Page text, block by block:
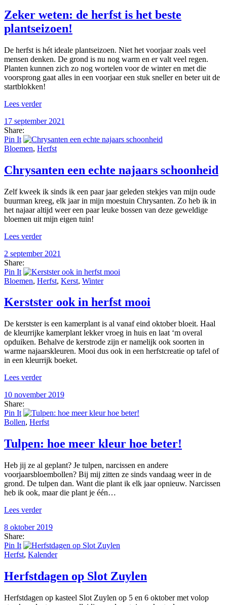
Zeker weten: de herfst is het beste
plantseizoen!
De herfst is hét ideale plantseizoen. Niet het voorjaar zoals veel
mensen denken. De grond is nu nog warm en er valt veel regen.
Planten kunnen zich zo nog wortelen voor de winter en met die
voorsprong gaat alles in een voorjaar een stuk sneller en beter uit de
startblokken!
Lees verder
17 september 2021
Share:
Pin It
Bloemen, Herfst
Chrysanten een echte najaars schoonheid
Zelf kweek ik sinds ik een paar jaar geleden stekjes van mijn oude
buurman kreeg, elk jaar in mijn moestuin Chrysanten. Zo heb ik in
het najaar altijd weer een paar leuke bossen van deze geweldige
bloemen uit mijn eigen tuin!
Lees verder
2 september 2021
Share:
Pin It
Bloemen, Herfst, Kerst, Winter
Kerstster ook in herfst mooi
De kerstster is een kamerplant is al vanaf eind oktober bloeit. Haal
de kleurrijke kamerplant lekker vroeg in huis en laat ‘m overal
opduiken. Behalve de kerstrode zijn er namelijk ook soorten in
warme najaarskleuren. Mooi dus ook in een herfstcreatie op tafel of
in een kleurrijk boeket.
Lees verder
10 november 2019
Share:
Pin It
Bollen, Herfst
Tulpen: hoe meer kleur hoe beter!
Heb jij ze al geplant? Je tulpen, narcissen en andere
voorjaarsbloembollen? Bij mij zitten ze sinds vandaag weer in de
grond. De tulpen dan. Want die plant ik elk jaar opnieuw. Narcissen
heb ik ook, maar die plant je één…
Lees verder
8 oktober 2019
Share:
Pin It
Herfst, Kalender
Herfstdagen op Slot Zuylen
Herfstdagen op kasteel Slot Zuylen op 5 en 6 oktober met volop